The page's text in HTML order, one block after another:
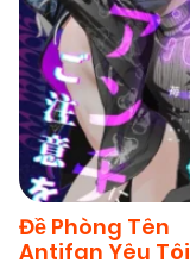
Đề Phòng Tên
Antifan Yêu Tôi